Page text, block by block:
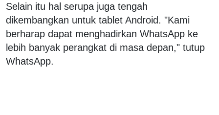
Selain itu hal serupa juga tengah
dikembangkan untuk tablet Android. "Kami
berharap dapat menghadirkan WhatsApp ke
lebih banyak perangkat di masa depan," tutup
WhatsApp.